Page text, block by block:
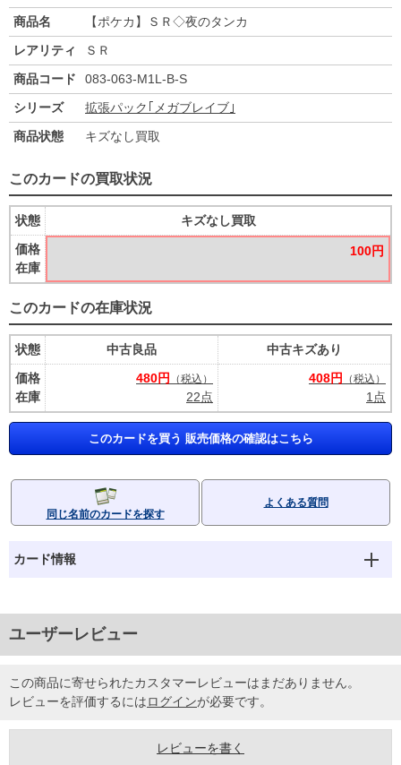
商品名
【ポケカ】ＳＲ◇夜のタンカ
レアリティ
ＳＲ
商品コード
083-063-M1L-B-S
シリーズ
拡張パック｢メガブレイブ｣
商品状態
キズなし買取
このカードの買取状況
状態
価格
在庫
キズなし買取
100円
このカードの在庫状況
状態
価格
在庫
中古良品
480円
（税込）
22点
中古キズあり
408円
（税込）
1点
このカードを買う 販売価格の確認はこちら
同じ名前のカードを探す
よくある質問
カード情報
ユーザーレビュー
この商品に寄せられたカスタマーレビューはまだありません。
レビューを評価するにはログインが必要です。
レビューを書く